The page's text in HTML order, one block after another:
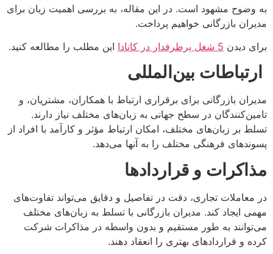
به وضوح مشهود است. در این مقاله، به بررسی اهمیت زبان برای
مدیران بازرگانی خواهیم پرداخت.
برای دیدن 5 شغل پرطرفدار در کانادا این مطلب را مطالعه کنید.
ارتباطات بین‌المللی
مدیران بازرگانی برای برقراری ارتباط با همکاران، مشتریان، و
تامین‌کنندگان در سطح جهانی به زبان‌های مختلف نیاز دارند.
تسلط بر زبان‌های مختلف، امکان ارتباط مؤثر و کارآمد با افراد از
پسوندهای فرهنگی مختلف را به آنها می‌دهد.
مذاکرات و قراردادها
در معاملات تجاری، دقت در تفاصیل و دقایق می‌تواند تفاوت‌های
مهمی ایجاد کند. مدیران بازرگانی با تسلط به زبان‌های مختلف
می‌توانند به طور مستقیم و بدون واسطه در مذاکرات شرکت
کرده و قراردادهای بهتری را انعقاد دهند.